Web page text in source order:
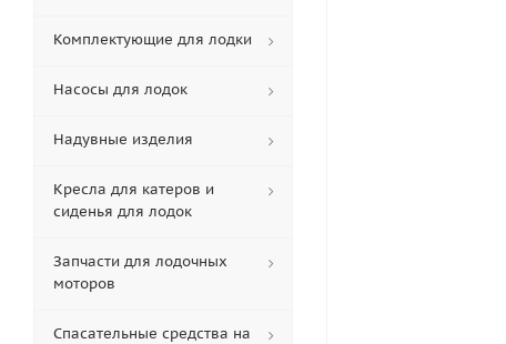
Комплектующие для лодки
Насосы для лодок
Надувные изделия
Кресла для катеров и
сиденья для лодок
Запчасти для лодочных
моторов
Спасательные средства на